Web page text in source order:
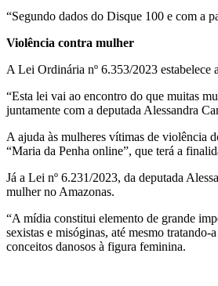
“Segundo dados do Disque 100 e com a
Violência contra mulher
A Lei Ordinária nº 6.353/2023
“Esta lei vai ao encontro do que muitas
juntamente com a deputada Alessandra
A ajuda às mulheres vítimas de violência
“Maria da Penha online”, que terá a
Já a Lei nº 6.231/2023, da deputada
mulher no Amazonas.
“A mídia constitui elemento de grande
sexistas e misóginas, até mesmo
conceitos danosos à figura feminina.